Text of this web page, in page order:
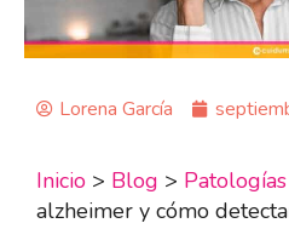
Lorena García
Inicio > Blog > Patologías
alzheimer y cómo